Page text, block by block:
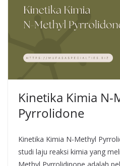
Kinetika Kimia N-
Pyrrolidone
Kinetika Kimia N-Methyl
studi laju reaksi kimia yang
Methyl Pyrrolidinone adalah